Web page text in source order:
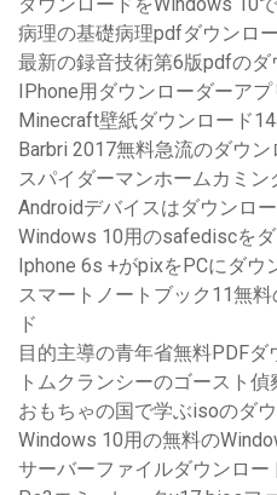
ダウンロードをWindows 10
病理の基礎病理pdfダウンロ
最新の録音技術第6版pdfのダ
IPhone用ダウンローダーア
Minecraft壁紙ダウンロード
Barbri 2017無料急流のダウン
スパイダーマンホームカミ
Androidデバイスはダウンロ
Windows 10用のsafediscを
Iphone 6s +がpixをPCにダウ
スマートノートブック11無
ド
目的主導の青年省無料PDFダ
トムクランシーのゴースト
おもちゃの国で学ぶisoのダ
Windows 10用の無料の
サーバーファイルダウンロー